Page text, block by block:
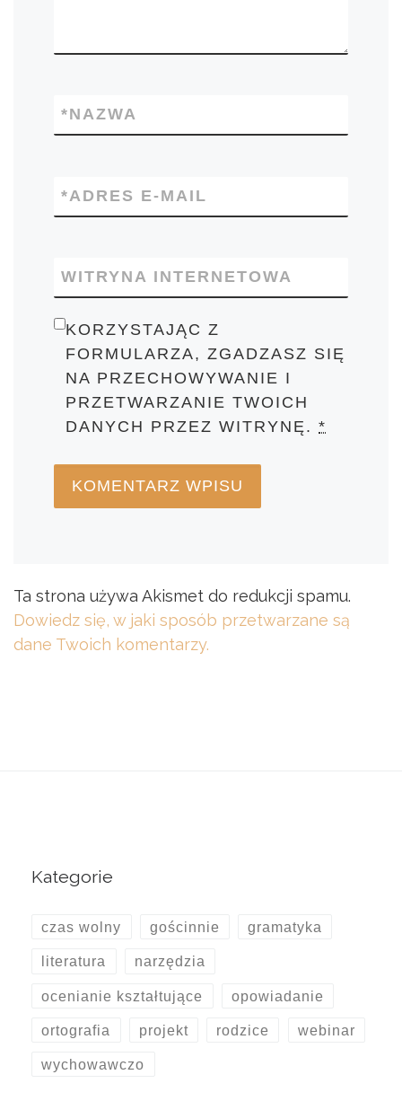
NAZWA
*
ADRES E-MAIL
*
WITRYNA INTERNETOWA
KORZYSTAJĄC Z
FORMULARZA, ZGADZASZ SIĘ
NA PRZECHOWYWANIE I
PRZETWARZANIE TWOICH
DANYCH PRZEZ WITRYNĘ.*
Ta strona używa Akismet do redukcji spamu.
Dowiedz się, w jaki sposób przetwarzane są
dane Twoich komentarzy.
Kategorie
czas wolny gościnnie gramatyka
literatura narzędzia
ocenianie kształtujące opowiadanie
ortografia projekt rodzice webinar
wychowawczo